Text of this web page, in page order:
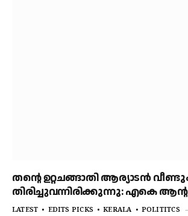
തന്റെ ഉറ്റചങ്ങാതി ആര്യാടന്‍
തിരിച്ചുവന്നിരിക്കുന്നു: എകെ
LATEST EDITS PICKS KERALA POLITITCS